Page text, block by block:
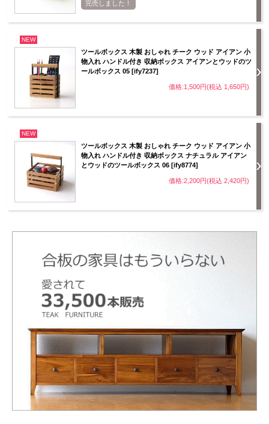
完売しました！
NEW
ツールボックス 木製 おしゃれ チーク ウッド アイアン 小
物入れ ハンドル付き 収納ボックス アイアンとウッドのツ
ールボックス 05 [ify7237]
価格:1,500円(税込 1,650円)
NEW
ツールボックス 木製 おしゃれ チーク ウッド アイアン 小
物入れ ハンドル付き 収納ボックス ナチュラル アイアン
とウッドのツールボックス 06 [ify8774]
価格:2,200円(税込 2,420円)